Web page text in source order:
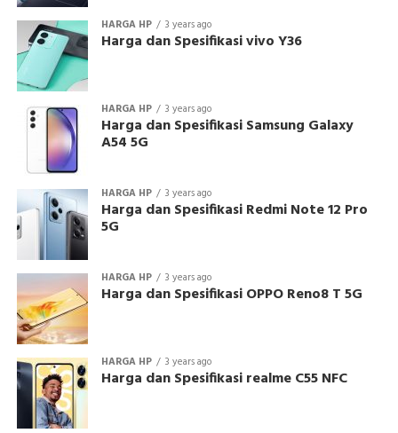
HARGA HP 3 years ago
Harga dan Spesifikasi vivo Y36
HARGA HP 3 years ago
Harga dan Spesifikasi Samsung Galaxy
A54 5G
HARGA HP 3 years ago
Harga dan Spesifikasi Redmi Note 12 Pro
5G
HARGA HP 3 years ago
Harga dan Spesifikasi OPPO Reno8 T 5G
HARGA HP 3 years ago
Harga dan Spesifikasi realme C55 NFC